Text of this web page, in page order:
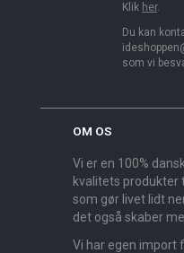
Klik her.
Du kan
som vi
OM OS
Vi er en 100%
kvalitets produkter
som gør livet lidt
det også skaber
Vi har egen import